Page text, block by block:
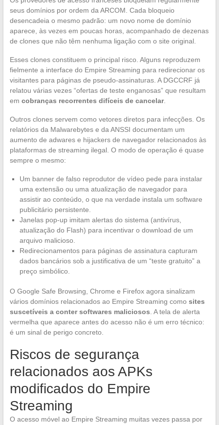
seus domínios por ordem da ARCOM. Cada bloqueio
desencadeia o mesmo padrão: um novo nome de domínio
aparece, às vezes em poucas horas, acompanhado de dezenas
de clones que não têm nenhuma ligação com o site original.
Esses clones constituem o principal risco. Alguns reproduzem
fielmente a interface do Empire Streaming para redirecionar os
visitantes para páginas de pseudo-assinaturas. A DGCCRF já
relatou várias vezes “ofertas de teste enganosas” que resultam
em cobranças recorrentes difíceis de cancelar.
Outros clones servem como vetores diretos para infecções. Os
relatórios da Malwarebytes e da ANSSI documentam um
aumento de adwares e hijackers de navegador relacionados às
plataformas de streaming ilegal. O modo de operação é quase
sempre o mesmo:
Um banner de falso reprodutor de vídeo pede para instalar
uma extensão ou uma atualização de navegador para
assistir ao conteúdo, o que na verdade instala um software
publicitário persistente.
Janelas pop-up imitam alertas do sistema (antivírus,
atualização do Flash) para incentivar o download de um
arquivo malicioso.
Redirecionamentos para páginas de assinatura capturam
dados bancários sob a justificativa de um “teste gratuito” a
preço simbólico.
O Google Safe Browsing, Chrome e Firefox agora sinalizam
vários domínios relacionados ao Empire Streaming como sites
suscetíveis a conter softwares maliciosos . A tela de alerta
vermelha que aparece antes do acesso não é um erro técnico:
é um sinal de perigo concreto.
Riscos de segurança
relacionados aos APKs
modificados do Empire
Streaming
O acesso móvel ao Empire Streaming muitas vezes passa por